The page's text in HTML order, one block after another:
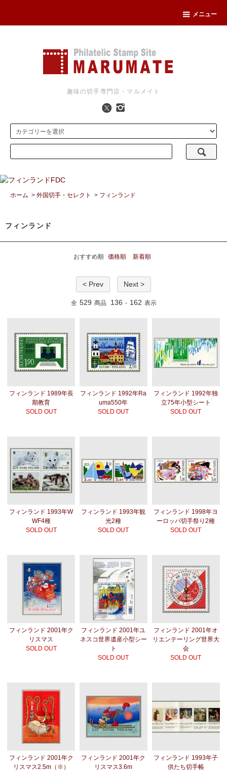
メニュー
趣味の切手専門店・マルメイト
ホーム > 外国切手・セレクト > フィンランド
フィンランド
おすすめ順 価格順 新着順
< Prev Next >
全 529 商品 136 - 162 表示
フィンランド 1989年長
期教育
SOLD OUT
フィンランド 1992年Ra
uma550年
SOLD OUT
フィンランド 1992年独
立75年小型シート
SOLD OUT
フィンランド 1993年W
WF4種
SOLD OUT
フィンランド 1993年観
光2種
SOLD OUT
フィンランド 1998年ヨ
ーロッパ切手祭り2種
SOLD OUT
フィンランド 2001年ク
リスマス
SOLD OUT
フィンランド 2001年ユ
ネスコ世界遺産小型シー
ト
SOLD OUT
フィンランド 2001年オ
リエンテーリング世界大
会
SOLD OUT
フィンランド 2001年ク
リスマス2.5m（※）
フィンランド 2001年ク
リスマス3.6m
フィンランド 1993年子
供たち切手帳